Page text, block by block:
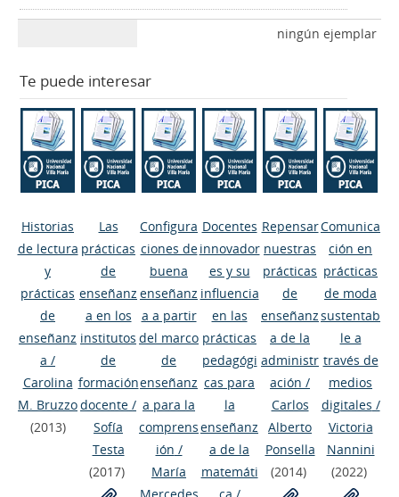
ningún ejemplar
Te puede interesar
Historias
de lectura
y
prácticas
de
enseñanz
a /
Carolina
M. Bruzzo
(2013)
Las
prácticas
de
enseñanz
a en los
institutos
de
formación
docente /
Sofía
Testa
(2017)
Configura
ciones de
buena
enseñanz
a a partir
del marco
de
enseñanz
a para la
comprens
ión /
María
Docentes
innovador
es y su
influencia
en las
prácticas
pedagógi
cas para
la
enseñanz
a de la
matemáti
Repensar
nuestras
prácticas
de
enseñanz
a de la
administr
ación /
Carlos
Alberto
Ponsella
(2014)
Comunica
ción en
prácticas
de moda
sustentab
le a
través de
medios
digitales /
Victoria
Nannini
(2022)